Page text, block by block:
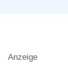
Anzeige